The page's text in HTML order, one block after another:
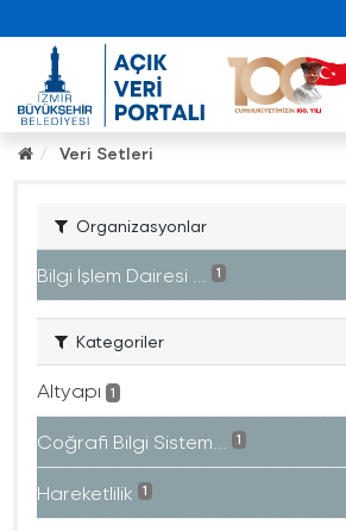
Veri Setleri
Organizasyonlar
Bilgi İşlem Dairesi ... 1
Kategoriler
Altyapı 1
Coğrafi Bilgi Sistem... 1
Hareketlilik 1